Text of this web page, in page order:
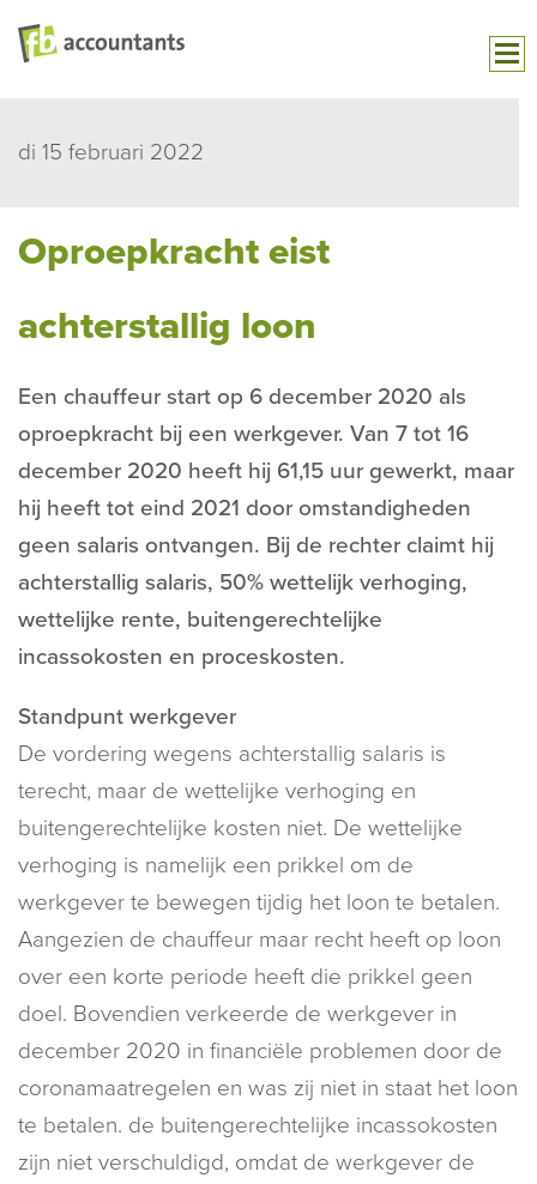
di 15 februari 2022
Oproepkracht eist
achterstallig loon
Een chauffeur start op 6 december 2020 als
oproepkracht bij een werkgever. Van 7 tot 16
december 2020 heeft hij 61,15 uur gewerkt, maar
hij heeft tot eind 2021 door omstandigheden
geen salaris ontvangen. Bij de rechter claimt hij
achterstallig salaris, 50% wettelijk verhoging,
wettelijke rente, buitengerechtelijke
incassokosten en proceskosten.
Standpunt werkgever
De vordering wegens achterstallig salaris is
terecht, maar de wettelijke verhoging en
buitengerechtelijke kosten niet. De wettelijke
verhoging is namelijk een prikkel om de
werkgever te bewegen tijdig het loon te betalen.
Aangezien de chauffeur maar recht heeft op loon
over een korte periode heeft die prikkel geen
doel. Bovendien verkeerde de werkgever in
december 2020 in financiële problemen door de
coronamaatregelen en was zij niet in staat het loon
te betalen. de buitengerechtelijke incassokosten
zijn niet verschuldigd, omdat de werkgever de